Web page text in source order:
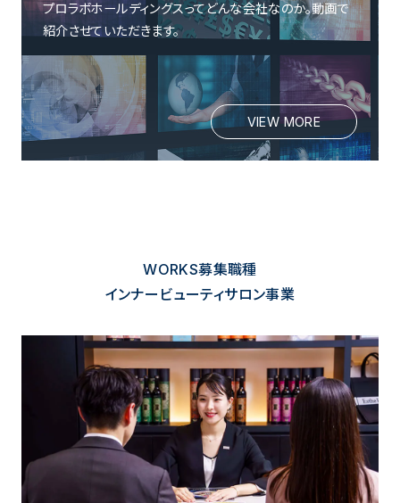
プロラボホールディングスってどんな会社なのか。動画で
紹介させていただきます。
VIEW MORE
WORKS募集職種
インナービューティサロン事業